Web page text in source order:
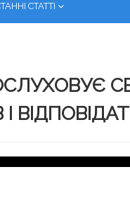
СТАТТІ